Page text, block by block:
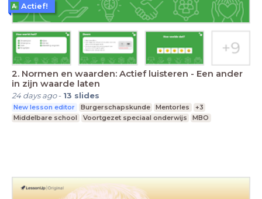
2. Normen en waarden: Actief luisteren - Een ander
in zijn waarde laten
24 days ago- 13 slides
New lesson editor Burgerschapskunde Mentorles
+3
Middelbare school
Voortgezet speciaal onderwijs MBO
Actief!